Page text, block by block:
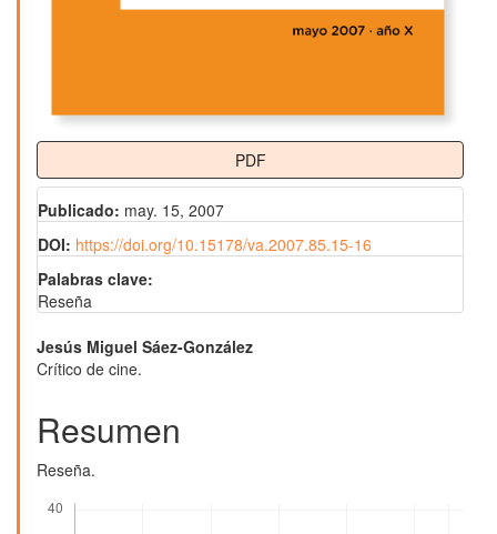
PDF
Publicado: may. 15, 2007
DOI: https://doi.org/10.15178/va.2007.85.15-16
Palabras clave:
Reseña
Contenido
principal
del
artículo
Jesús Miguel Sáez-González
Crítico de cine.
Resumen
Reseña.